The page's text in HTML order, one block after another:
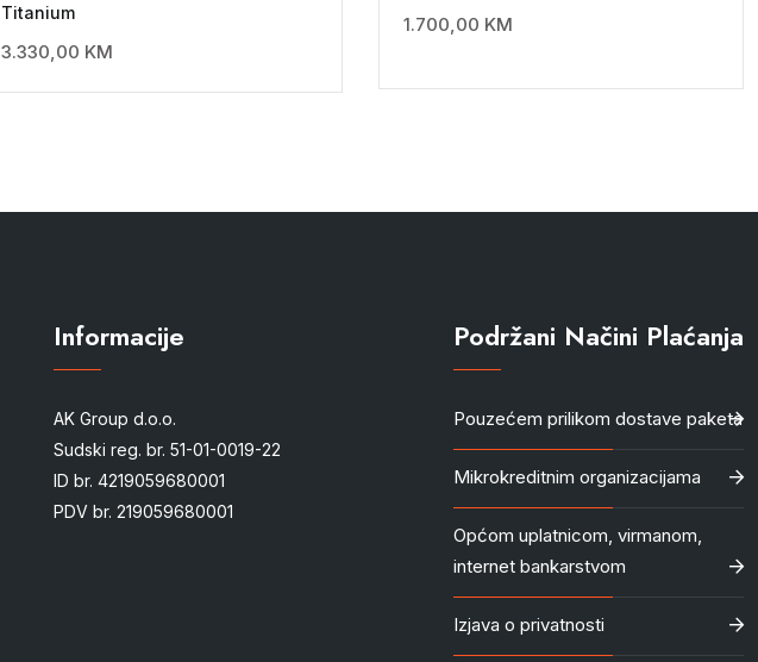
Titanium
3.330,00 KM
1.700,00 KM
Informacije
AK Group d.o.o.
Sudski reg. br. 51-01-0019-22
ID br. 4219059680001
PDV br. 219059680001
Podržani Načini Plaćanja
Pouzećem prilikom dostave paketa
Mikrokreditnim organizacijama
Općom uplatnicom, virmanom,
internet bankarstvom
Izjava o privatnosti